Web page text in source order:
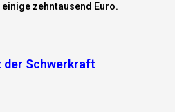
zehntausend Euro.
der Schwerkraft